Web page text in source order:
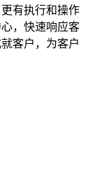
有执行和操作
，快速响应客
客户，为客户